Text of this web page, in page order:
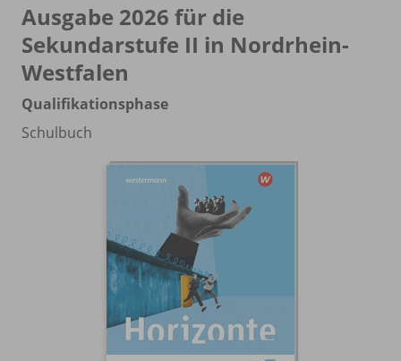
Ausgabe 2026 für die
Sekundarstufe II in Nordrhein-
Westfalen
Qualifikationsphase
Schulbuch